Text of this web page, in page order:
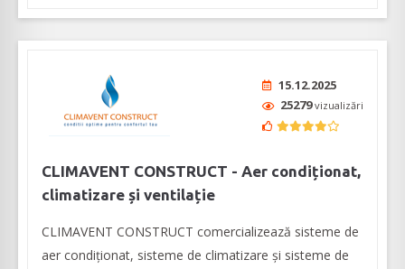
15.12.2025
25279vizualizări
CLIMAVENT CONSTRUCT - Aer condiționat,
climatizare și ventilație
CLIMAVENT CONSTRUCT comercializează sisteme de
aer condiționat, sisteme de climatizare și sisteme de